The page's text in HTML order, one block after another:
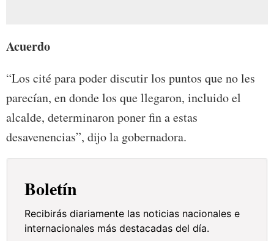
Acuerdo
“Los cité para poder discutir los puntos que no les
parecían, en donde los que llegaron, incluido el
alcalde, determinaron poner fin a estas
desavenencias”, dijo la gobernadora.
Boletín
Recibirás diariamente las noticias nacionales e
internacionales más destacadas del día.